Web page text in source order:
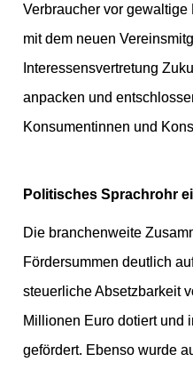
Verbraucher vor
mit dem neuen
Interessensvertretung
anpacken und
Konsumentinnen und
Politisches Sprachrohr
Die branchenweite
Fördersummen deutlich
steuerliche Absetzbarkeit
Millionen Euro dotiert und
gefördert. Ebenso wurde